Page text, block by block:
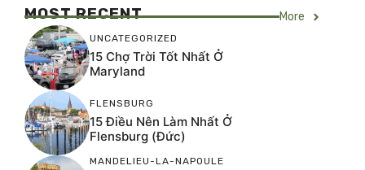
MOST RECENT More
UNCATEGORIZED
15 Chợ Trời Tốt Nhất Ở
Maryland
FLENSBURG
15 Điều Nên Làm Nhất Ở
Flensburg (Đức)
MANDELIEU-LA-NAPOULE